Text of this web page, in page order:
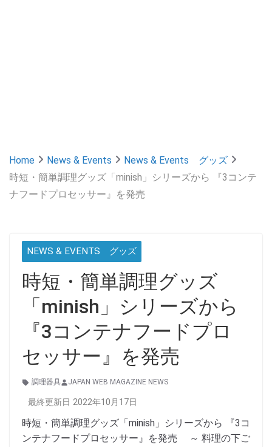
Home News & Events
News & Events グッズ
時短・簡単調理グッズ「minish」シリーズから 『3コンテ
ナフードプロセッサー』を発売
NEWS & EVENTS グッズ
時短・簡単調理グッズ
「minish」シリーズから
『3コンテナフードプロ
セッサー』を発売
調理器具 JAPAN WEB MAGAZINE NEWS
最終更新日 2022年10月17日
時短・簡単調理グッズ「minish」シリーズから 『3コ
ンテナフードプロセッサー』を発売 ～ 料理の下ご